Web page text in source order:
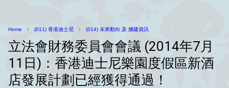
Home (011) 香港迪士尼 (014) 未來動向 及 擴建資訊
立法會財務委員會會議 (2014年7月
11日)：香港迪士尼樂園度假區新酒
店發展計劃已經獲得通過！